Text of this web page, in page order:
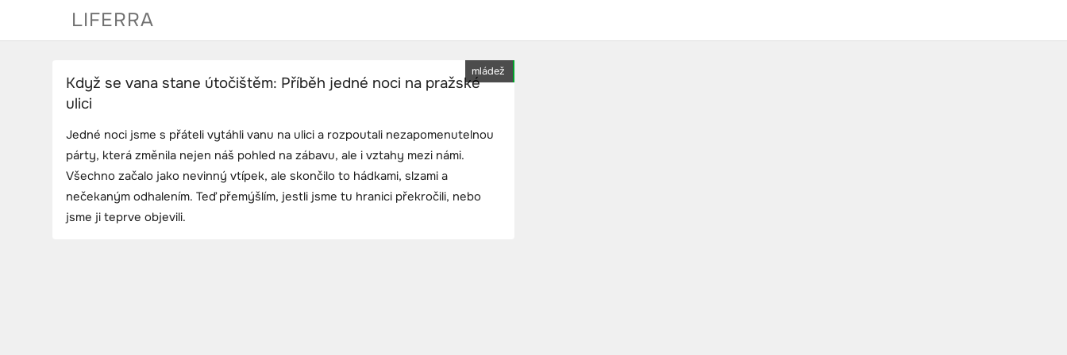
LIFERRA
mládež
Když se vana stane útočištěm: Příběh jedné noci na pražské
ulici
Jedné noci jsme s přáteli vytáhli vanu na ulici a rozpoutali nezapomenutelnou
párty, která změnila nejen náš pohled na zábavu, ale i vztahy mezi námi.
Všechno začalo jako nevinný vtípek, ale skončilo to hádkami, slzami a
nečekaným odhalením. Teď přemýšlím, jestli jsme tu hranici překročili, nebo
jsme ji teprve objevili.